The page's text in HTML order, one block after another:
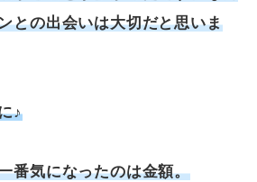
との出会いは大切だと思いま
♪
番気になったのは金額。